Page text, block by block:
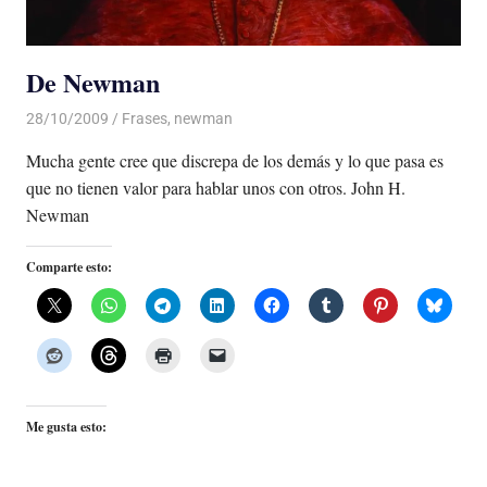
De Newman
28/10/2009 De todo un Poco
Frases, newman
Mucha gente cree que discrepa de los demás y lo que pasa es
que no tienen valor para hablar unos con otros. John H.
Newman
Comparte esto:
Me gusta esto: